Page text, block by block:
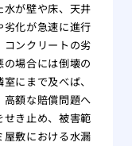
が壁や床、天井
化が急速に進行
コンクリートの劣
場合には倒壊の
にまで及べば、
額な賠償問題へ
せき止め、被害範
敷における水漏